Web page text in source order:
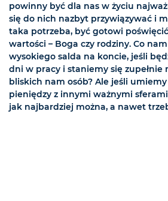
powinny być dla nas w życiu
się do nich nazbyt przywiązywać i
taka potrzeba, być gotowi
wartości – Boga czy rodziny. Co
wysokiego salda na koncie, jeśli
dni w pracy i staniemy się zupełnie
bliskich nam osób? Ale jeśli
pieniędzy z innymi ważnymi
jak najbardziej można, a nawet